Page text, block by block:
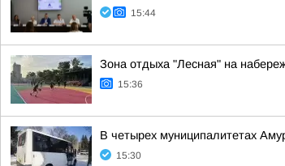
15:44
Зона отдыха "Лесная" на
15:36
В четырех муниципалитетах
15:30